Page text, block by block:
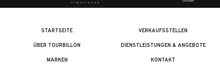
STARTSEITE
ÜBER TOURBILLON
MARKEN
VERKAUFSSTELLEN
DIENSTLEISTUNGEN & ANGEBOTE
KONTAKT